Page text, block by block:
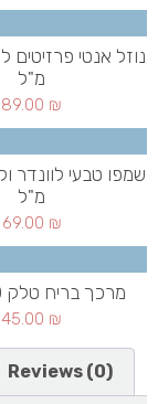
מ"ל
89.00 ₪
מ"ל
69.00 ₪
מרכך בריח טלק 250 מ"ל
45.00 ₪
Reviews (0)